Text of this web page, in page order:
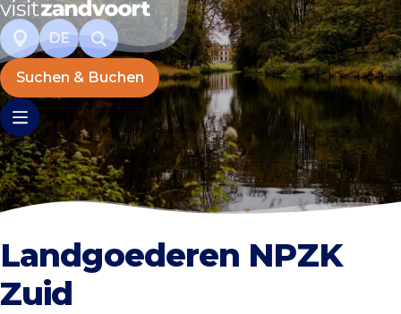
DE
Suchen & Buchen
Landgoederen NPZK
Zuid